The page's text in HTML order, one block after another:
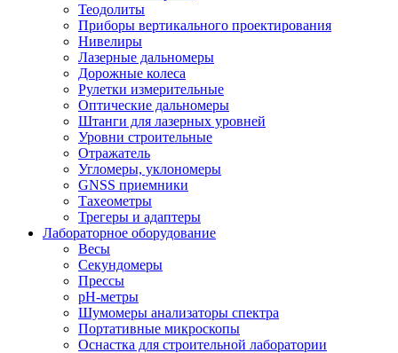
Теодолиты
Приборы вертикального проектирования
Нивелиры
Лазерные дальномеры
Дорожные колеса
Рулетки измерительные
Оптические дальномеры
Штанги для лазерных уровней
Уровни строительные
Отражатель
Угломеры, уклономеры
GNSS приемники
Тахеометры
Трегеры и адаптеры
Лабораторное оборудование
Весы
Секундомеры
Прессы
pH-метры
Шумомеры анализаторы спектра
Портативные микроскопы
Оснастка для строительной лаборатории